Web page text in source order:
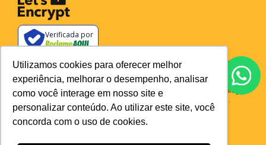
Utilizamos cookies para oferecer melhor
experiência, melhorar o desempenho, analisar
como você interage em nosso site e
personalizar conteúdo. Ao utilizar este site, você
concorda com o uso de cookies.
Verificada por
Todos os preços e condições deste site são válidos apenas para compras
no site e não se aplicam a Loja Física. Destacamos que os preços
previstos no site prevalecem aos demais anunciados em outros meios
de comunicação e sites de buscas. Em caso de divergência do preço e
condições no site, o valor válido é sempre o do carrinho de compras.
Plataforma